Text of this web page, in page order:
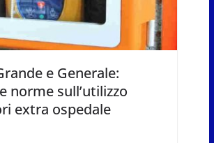
e Generale:
norme sull’utilizzo
extra ospedale